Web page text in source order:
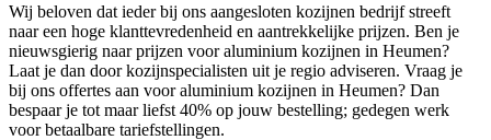
Wij beloven dat ieder bij ons aangesloten kozijnen bedrijf streeft
naar een hoge klanttevredenheid en aantrekkelijke prijzen. Ben je
nieuwsgierig naar prijzen voor aluminium kozijnen in Heumen?
Laat je dan door kozijnspecialisten uit je regio adviseren. Vraag je
bij ons offertes aan voor aluminium kozijnen in Heumen? Dan
bespaar je tot maar liefst 40% op jouw bestelling; gedegen werk
voor betaalbare tariefstellingen.